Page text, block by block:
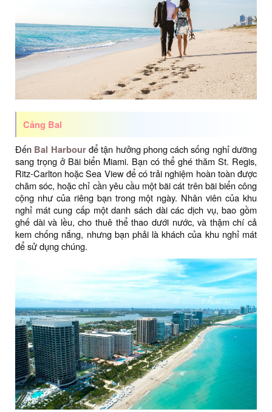
Cảng Bal
Đến Bal Harbourđể tận hưởng phong cách sống nghỉ dưỡng
sang trọng ở Bãi biển Miami. Bạn có thể ghé thăm St. Regis,
Ritz-Carlton hoặc Sea View để có trải nghiệm hoàn toàn được
chăm sóc, hoặc chỉ cần yêu cầu một bãi cát trên bãi biển công
cộng như của riêng bạn trong một ngày. Nhân viên của khu
nghỉ mát cung cấp một danh sách dài các dịch vụ, bao gồm
ghế dài và lều, cho thuê thể thao dưới nước, và thậm chí cả
kem chống nắng, nhưng bạn phải là khách của khu nghỉ mát
để sử dụng chúng.